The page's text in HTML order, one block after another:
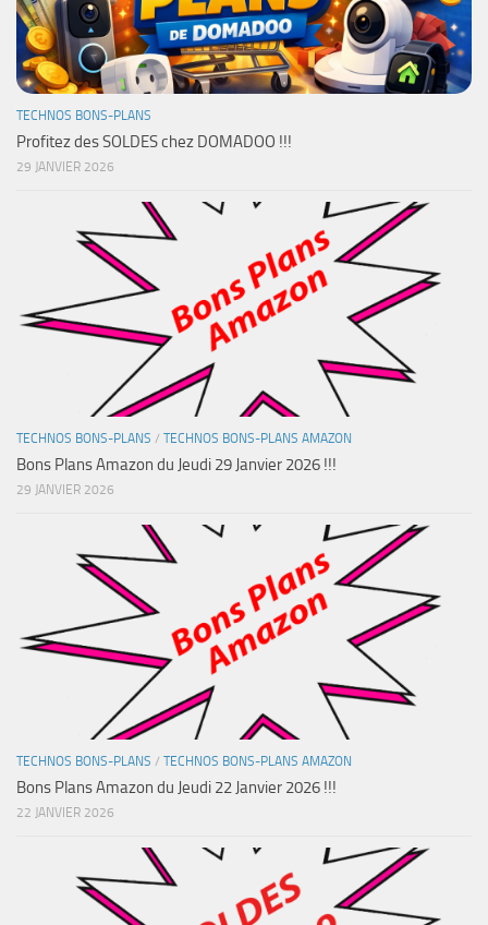
TECHNOS BONS-PLANS
Profitez des SOLDES chez DOMADOO !!!
29 JANVIER 2026
TECHNOS BONS-PLANS / TECHNOS BONS-PLANS AMAZON
Bons Plans Amazon du Jeudi 29 Janvier 2026 !!!
29 JANVIER 2026
TECHNOS BONS-PLANS / TECHNOS BONS-PLANS AMAZON
Bons Plans Amazon du Jeudi 22 Janvier 2026 !!!
22 JANVIER 2026